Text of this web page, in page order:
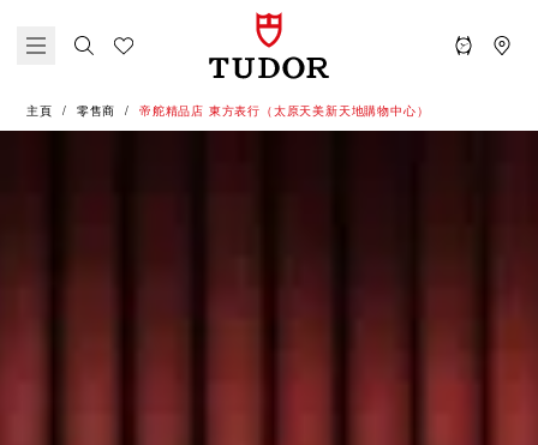
主頁 零售商 ‭帝舵精品店 東方表行（太原天美新天地購物中心）‬